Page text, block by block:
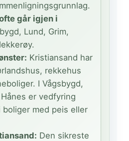
går igjen i
Lund, Grim,
Kristiansand har
rekkehus
I Vågsbygd,
er vedfyring
med peis eller
Den sikreste